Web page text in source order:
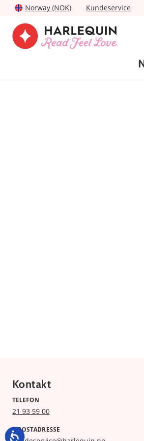
Norway (NOK) Kundeservice
Kontakt
TELEFON
21 93 59 00
E-POSTADRESSE